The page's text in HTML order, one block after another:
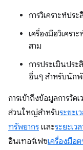
การวิเคราะห์ป
เครื่องมือวิเคร
สาม
การประเมินปร
อื่นๆ สําหรับนัก
การเข้าถึงข้อมูลการวัด
ส่วนใหญ่สําหรับระยะเ
ทรัพยากร และระยะเว
อินเทอร์เฟซเครื่องมือ